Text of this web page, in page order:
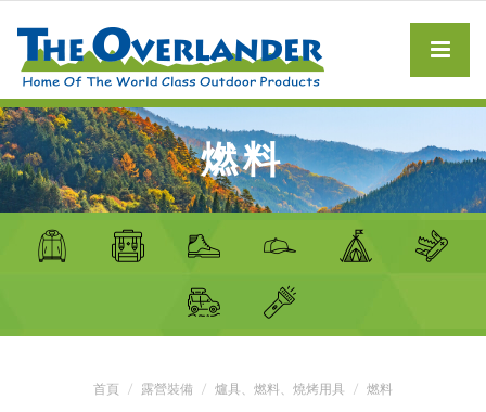
燃料
首頁 露營裝備 爐具、燃料、燒烤用具 燃料